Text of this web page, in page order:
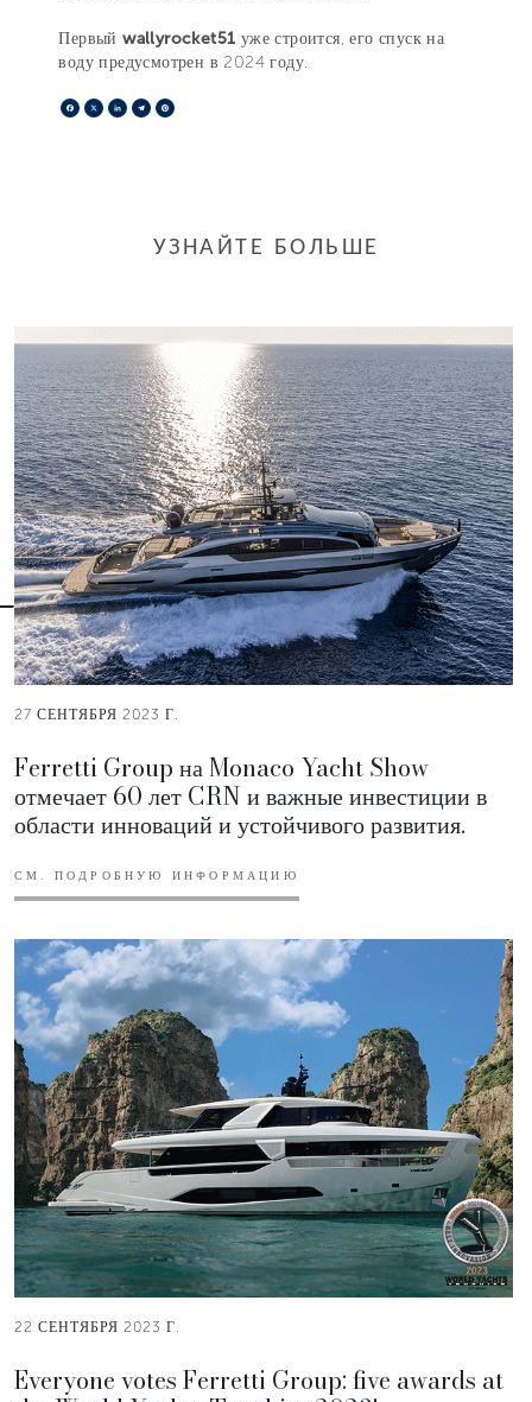
Первыйwallyrocket51 уже строится, его спуск на
воду предусмотрен в 2024 году.
Facebook
X LinkedIn
Telegram
УЗНАЙТЕ БОЛЬШЕ
27 СЕНТЯБРЯ 2023 Г.
Ferretti Group на Monaco Yacht Show
отмечает 60 лет CRN и важные инвестиции в
области инноваций и устойчивого развития.
СМ. ПОДРОБНУЮ ИНФОРМАЦИЮ
22 СЕНТЯБРЯ 2023 Г.
Everyone votes Ferretti Group: five awards at